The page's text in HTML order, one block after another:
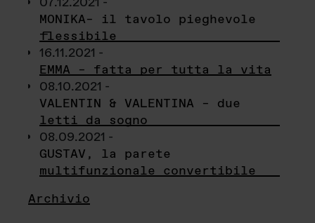
MONIKA– il tavolo pieghevole
flessibile
16.11.2021 -
EMMA – fatta per tutta la vita
08.10.2021 -
VALENTIN & VALENTINA – due
letti da sogno
08.09.2021 -
GUSTAV, la parete
multifunzionale convertibile
Archivio